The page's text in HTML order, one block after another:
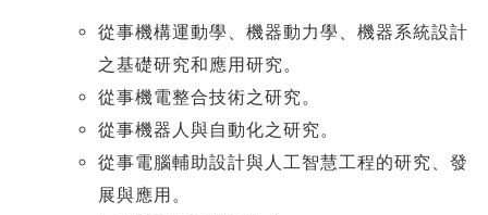
從事機構運動學、機器動力學、機器系統設計
之基礎研究和應用研究。
從事機電整合技術之研究。
從事機器人與自動化之研究。
從事電腦輔助設計與人工智慧工程的研究、發
展與應用。